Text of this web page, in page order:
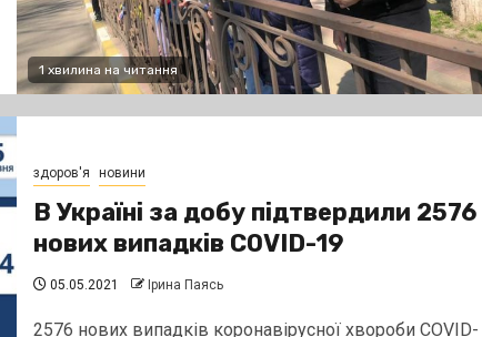
1 хвилина на читання
здоров'я новини
В Україні за добу підтвердили 2576
нових випадків COVID-19
05.05.2021 Ірина Паясь
2576 нових випадків коронавірусної хвороби COVID-